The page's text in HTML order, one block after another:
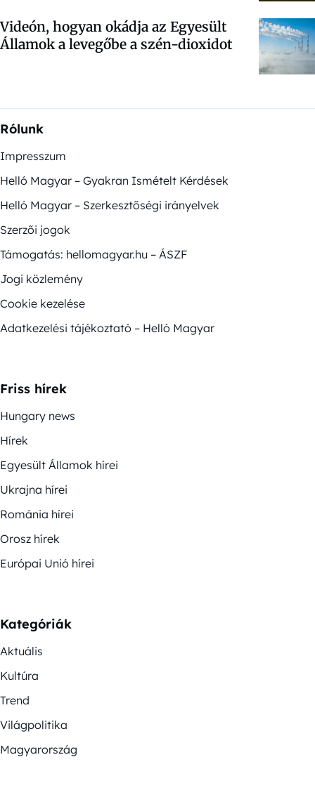
Videón, hogyan okádja az Egyesült
Államok a levegőbe a szén-dioxidot
Rólunk
Impresszum
Helló Magyar – Gyakran Ismételt Kérdések
Helló Magyar – Szerkesztőségi irányelvek
Szerzői jogok
Támogatás: hellomagyar.hu – ÁSZF
Jogi közlemény
Cookie kezelése
Adatkezelési tájékoztató – Helló Magyar
Friss hírek
Hungary news
Hírek
Egyesült Államok hírei
Ukrajna hírei
Románia hírei
Orosz hírek
Európai Unió hírei
Kategóriák
Aktuális
Kultúra
Trend
Világpolitika
Magyarország